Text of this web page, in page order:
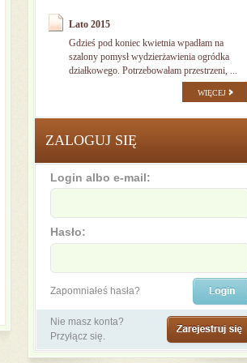
Lato 2015
Gdzieś pod koniec kwietnia wpadłam na
szalony pomysł wydzierżawienia ogródka
działkowego. Potrzebowałam przestrzeni, ...
WIĘCEJ
ZALOGUJ SIĘ
Login albo e-mail:
Hasło:
Zapomniałeś hasła?
Nie masz konta?
Przyłącz się.